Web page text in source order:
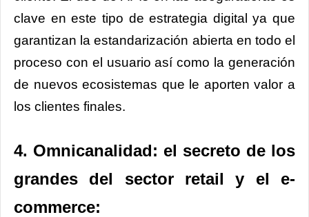
clave en este tipo de estrategia digital ya que
garantizan la estandarización abierta en todo el
proceso con el usuario así como la generación
de nuevos ecosistemas que le aporten valor a
los clientes finales.
4. Omnicanalidad: el secreto de los
grandes del sector retail y el e-
commerce: